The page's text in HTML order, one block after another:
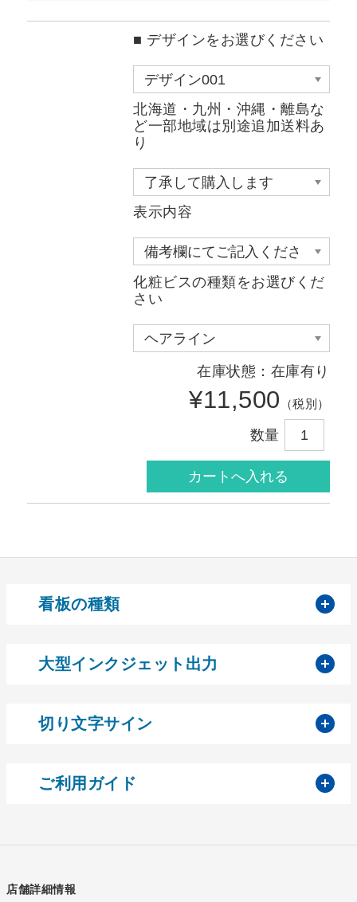
■ デザインをお選びください
北海道・九州・沖縄・離島な
ど一部地域は別途追加送料あ
り
表示内容
化粧ビスの種類をお選びくだ
さい
在庫状態：在庫有り
¥11,500 （税別）
数量
看板の種類
大型インクジェット出力
切り文字サイン
ご利用ガイド
店舗詳細情報